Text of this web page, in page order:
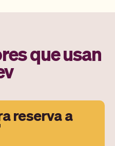
que usan
reserva a